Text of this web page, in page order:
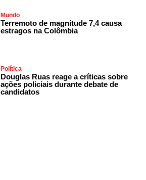
Mundo
Terremoto de magnitude 7,4 causa
estragos na Colômbia
Política
Douglas Ruas reage a críticas sobre
ações policiais durante debate de
candidatos